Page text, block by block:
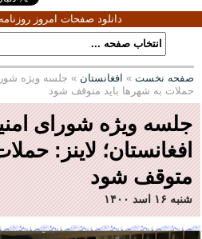
دانلود صفحات امروز
صفحه نخست » افغانستان » جلسه ویژه
حملات به شهرها باید متوقف شود
جلسه ویژه شورای
افغانستان؛ لاینز:
متوقف شود
شنبه ۱۶ اسد ۱۴۰۰